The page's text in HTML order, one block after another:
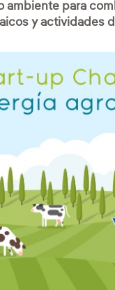
para Plan
para Nuestro
para
ambiente para
y actividades